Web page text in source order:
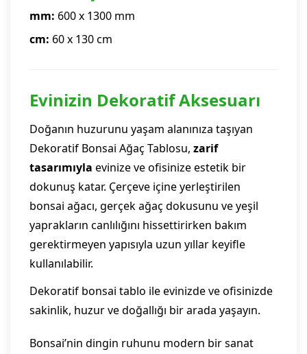
mm: 600 x 1300 mm
cm: 60 x 130 cm
Evinizin Dekoratif Aksesuarı
Doğanın huzurunu yaşam alanınıza taşıyan
Dekoratif Bonsai Ağaç Tablosu, zarif
tasarımıyla evinize ve ofisinize estetik bir
dokunuş katar. Çerçeve içine yerleştirilen
bonsai ağacı, gerçek ağaç dokusunu ve yeşil
yaprakların canlılığını hissettirirken bakım
gerektirmeyen yapısıyla uzun yıllar keyifle
kullanılabilir.
Dekoratif bonsai tablo ile evinizde ve ofisinizde
sakinlik, huzur ve doğallığı bir arada yaşayın.
Bonsai’nin dingin ruhunu modern bir sanat